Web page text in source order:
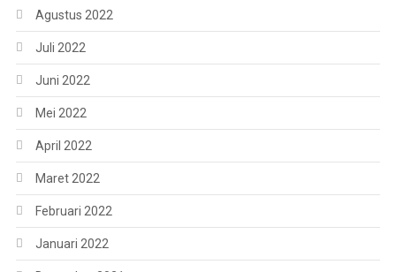
Agustus 2022
Juli 2022
Juni 2022
Mei 2022
April 2022
Maret 2022
Februari 2022
Januari 2022